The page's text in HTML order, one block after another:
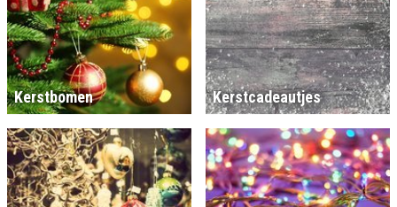
Kerstbomen Kerstcadeautjes